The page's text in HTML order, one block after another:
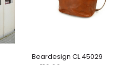
Beardesign CL 45029